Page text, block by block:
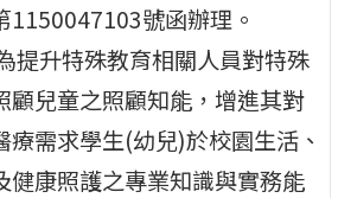
1150047103號函辦理。
提升特殊教育相關人員對特殊
顧兒童之照顧知能，增進其對
療需求學生(幼兒)於校園生活、
健康照護之專業知識與實務能